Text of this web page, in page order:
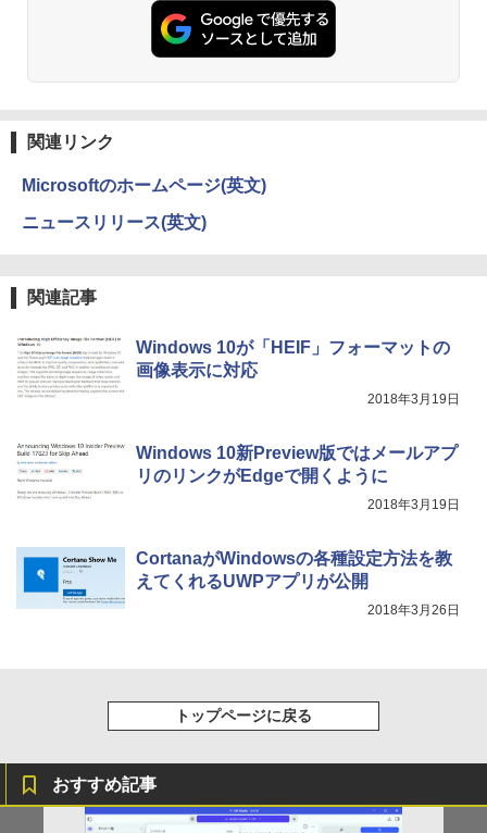
￥832
スーパーの裏でヤニ吸うふたり 9巻 (デジタル
￥810
関連リンク
Microsoftのホームページ(英文)
ニュースリリース(英文)
関連記事
Windows 10が「HEIF」フォーマットの
画像表示に対応
2018年3月19日
Windows 10新Preview版ではメールアプ
リのリンクがEdgeで開くように
2018年3月19日
CortanaがWindowsの各種設定方法を教
えてくれるUWPアプリが公開
2018年3月26日
トップページに戻る
おすすめ記事